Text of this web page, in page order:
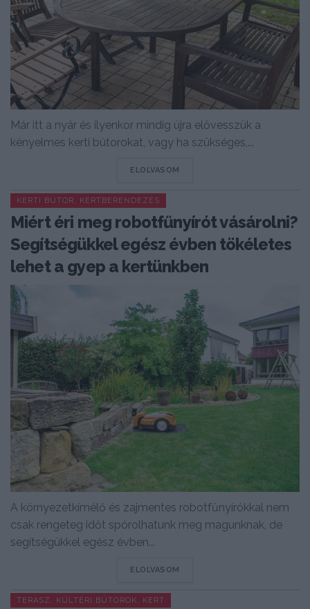
Már itt a nyár és ilyenkor mindig újra elővesszük a
kényelmes kerti bútorokat, vagy ha szükséges,...
ELOLVASOM
KERTI BÚTOR, KERTBERENDEZÉS
Miért éri meg robotfűnyírót vásárolni?
Segítségükkel egész évben tökéletes
lehet a gyep a kertünkben
A környezetkímélő és zajmentes robotfűnyírókkal nem
csak rengeteg időt spórolhatunk meg magunknak, de
segítségükkel egész évben...
ELOLVASOM
TERASZ, KÜLTÉRI BÚTOROK, KERT